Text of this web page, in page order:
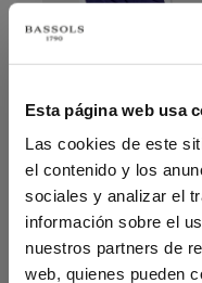
Esta página web usa
Las cookies de este
el contenido y los
sociales y analizar el
información sobre el
nuestros partners de
web, quienes pueden
Bleu Marine
Paréo Nice